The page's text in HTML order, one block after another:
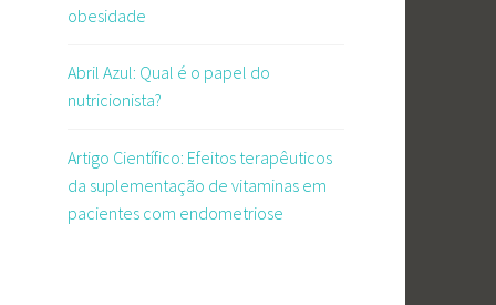
obesidade
Abril Azul: Qual é o papel do
nutricionista?
Artigo Científico: Efeitos terapêuticos
da suplementação de vitaminas em
pacientes com endometriose